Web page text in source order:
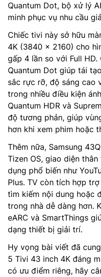
Quantum Dot, bộ xử lý
minh phục vụ nhu cầu
Chiếc tivi này sở hữu
4K (3840 × 2160) cho
gấp 4 lần so với Full HD.
Quantum Dot giúp tái
sắc rực rỡ, độ sáng cao
trong nhiều điều kiện
Quantum HDR và
độ tương phản, giúp
hơn khi xem phim hoặc
Thêm nữa, Samsung
Tizen OS, giao diện
dụng phổ biến như
Plus. TV còn tích hợp
tìm kiếm nội dung hoặc
trong nhà dễ dàng hơn.
eARC và SmartThings
dạng thiết bị giải trí.
Hy vọng bài viết đã
5 Tivi 43 inch 4K đáng
có ưu điểm riêng, hãy